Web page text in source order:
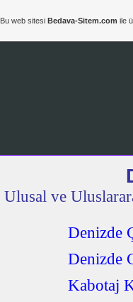
Ulusal ve
Denizde
Denizde
Kabotaj
Bu web sitesi Bedava-Sitem.com ile